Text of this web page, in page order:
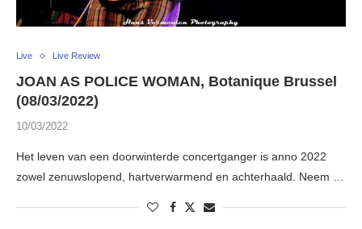
Live Live Review
JOAN AS POLICE WOMAN, Botanique Brussel
(08/03/2022)
10/03/2022
Het leven van een doorwinterde concertganger is anno 2022
zowel zenuwslopend, hartverwarmend en achterhaald. Neem …